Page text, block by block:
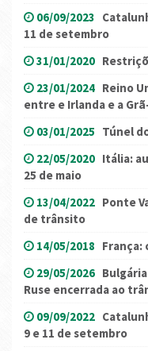
06/09/2023
11 de setembro
31/01/2020
23/01/2024 Reino
entre e Irlanda e a
03/01/2025 Túnel
22/05/2020 Itália:
25 de maio
13/04/2022 Ponte
de trânsito
14/05/2018 França:
29/05/2026
Ruse encerrada ao
09/09/2022
9 e 11 de setembro